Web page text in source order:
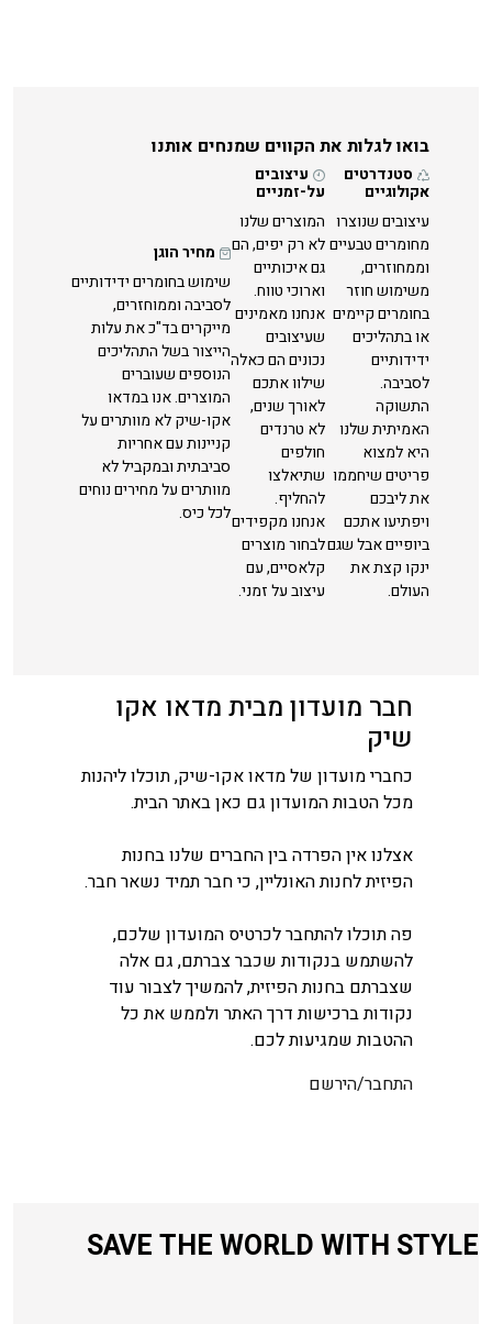
בואו לגלות את הקווים שמנחים אותנו
סטנדרטים
אקולוגיים
עיצובים שנוצרו
מחומרים טבעיים
וממחוזרים,
משימוש חוזר
בחומרים קיימים
או בתהליכים
ידידותיים
לסביבה.
התשוקה
האמיתית שלנו
היא למצוא
פריטים שיחממו
את ליבכם
ויפתיעו אתכם
ביופיים אבל שגם
ינקו קצת את
העולם.
עיצובים
על-זמניים
המוצרים שלנו
לא רק יפים, הם
גם איכותיים
וארוכי טווח.
אנחנו מאמינים
שעיצובים
נכונים הם כאלה
שילוו אתכם
לאורך שנים,
לא טרנדים
חולפים
שתיאלצו
להחליף.
אנחנו מקפידים
לבחור מוצרים
קלאסיים, עם
עיצוב על זמני.
מחיר הוגן
שימוש בחומרים ידידותיים
לסביבה וממוחזרים,
מייקרים בד"כ את עלות
הייצור בשל התהליכים
הנוספים שעוברים
המוצרים. אנו במדאו
אקו-שיק לא מוותרים על
קניינות עם אחריות
סביבתית ובמקביל לא
מוותרים על מחירים נוחים
לכל כיס.
חבר מועדון מבית מדאו אקו
שיק
כחברי מועדון של מדאו אקו-שיק, תוכלו ליהנות
מכל הטבות המועדון גם כאן באתר הבית.
אצלנו אין הפרדה בין החברים שלנו בחנות
הפיזית לחנות האונליין, כי חבר תמיד נשאר חבר.
פה תוכלו להתחבר לכרטיס המועדון שלכם,
להשתמש בנקודות שכבר צברתם, גם אלה
שצברתם בחנות הפיזית, להמשיך לצבור עוד
נקודות ברכישות דרך האתר ולממש את כל
ההטבות שמגיעות לכם.
התחבר/הירשם
SAVE THE WORLD WITH STYLE